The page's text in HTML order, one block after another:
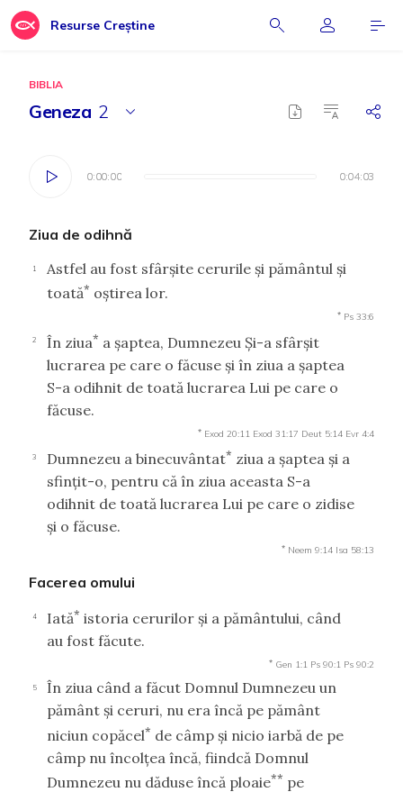
Resurse Creștine
BIBLIA
Geneza 2
0:00:00 0:04:03
0:00:00 0:04:03
Ziua de odihnă
1
Astfel au fost sfârşite cerurile şi pământul şi
toată* oştirea lor.
* Ps 33:6
2 În ziua* a şaptea, Dumnezeu Şi-a sfârşit
lucrarea pe care o făcuse şi în ziua a şaptea
S-a odihnit de toată lucrarea Lui pe care o
făcuse.
* Exod 20:11 Exod 31:17 Deut 5:14 Evr 4:4
3 Dumnezeu a binecuvântat* ziua a şaptea şi a
sfinţit-o, pentru că în ziua aceasta S-a
odihnit de toată lucrarea Lui pe care o zidise
şi o făcuse.
* Neem 9:14 Isa 58:13
Facerea omului
4 Iată* istoria cerurilor şi a pământului, când
au fost făcute.
* Gen 1:1 Ps 90:1 Ps 90:2
5
În ziua când a făcut Domnul Dumnezeu un
pământ şi ceruri, nu era încă pe pământ
niciun copăcel* de câmp şi nicio iarbă de pe
câmp nu încolţea încă, fiindcă Domnul
Dumnezeu nu dăduse încă ploaie** pe